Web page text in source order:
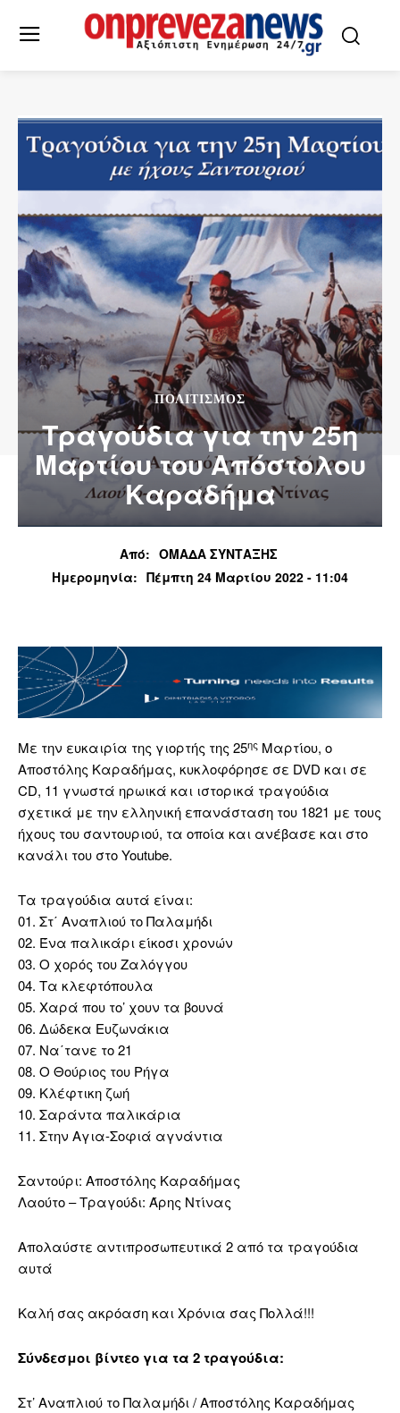
ΠΟΛΙΤΙΣΜΌΣ
Τραγούδια για την 25η
Μαρτίου του Απόστολου
Καραδήμα
Από: ΟΜΑΔΑ ΣΥΝΤΑΞΗΣ
Ημερομηνία: Πέμπτη 24 Μαρτίου 2022 - 11:04
Με την ευκαιρία της γιορτής της 25ης Μαρτίου, ο
Αποστόλης Καραδήμας, κυκλοφόρησε σε DVD και σε
CD, 11 γνωστά ηρωικά και ιστορικά τραγούδια
σχετικά με την ελληνική επανάσταση του 1821 με τους
ήχους του σαντουριού, τα οποία και ανέβασε και στο
κανάλι του στο Youtube.
Τα τραγούδια αυτά είναι:
01. Στ΄ Αναπλιού το Παλαμήδι
02. Ένα παλικάρι είκοσι χρονών
03. Ο χορός του Ζαλόγγου
04. Τα κλεφτόπουλα
05. Χαρά που το’ χουν τα βουνά
06. Δώδεκα Ευζωνάκια
07. Να΄τανε το 21
08. Ο Θούριος του Ρήγα
09. Κλέφτικη ζωή
10. Σαράντα παλικάρια
11. Στην Αγια-Σοφιά αγνάντια
Σαντούρι: Αποστόλης Καραδήμας
Λαούτο – Τραγούδι: Άρης Ντίνας
Απολαύστε αντιπροσωπευτικά 2 από τα τραγούδια
αυτά
Καλή σας ακρόαση και Χρόνια σας Πολλά!!!
Σύνδεσμοι βίντεο για τα 2 τραγούδια:
Στ’ Αναπλιού το Παλαμήδι / Αποστόλης Καραδήμας